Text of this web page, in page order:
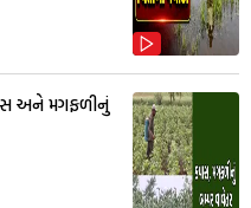
અને મગફળીનું